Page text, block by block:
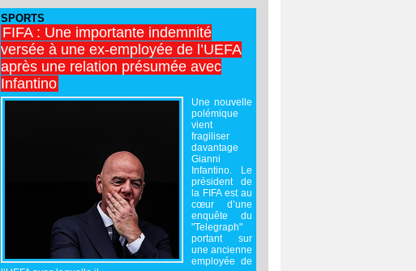
SPORTS
FIFA : Une importante indemnité
versée à une ex-employée de l’UEFA
après une relation présumée avec
Infantino
Une nouvelle
polémique
vient
fragiliser
davantage
Gianni
Infantino. Le
président de
la FIFA est au
cœur d’une
enquête du
"Telegraph"
portant sur
une ancienne
employée de